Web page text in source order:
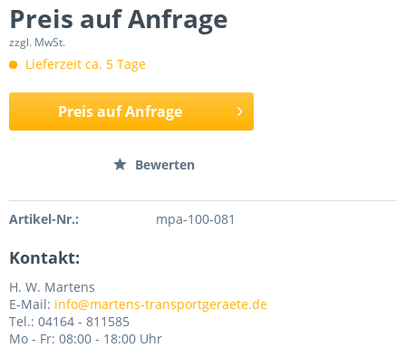
Preis auf Anfrage
zzgl. MwSt.
Lieferzeit ca. 5 Tage
Preis auf Anfrage
Bewerten
Artikel-Nr.: mpa-100-081
Kontakt:
H. W. Martens
E-Mail: info@martens-transportgeraete.de
Tel.: 04164 - 811585
Mo - Fr: 08:00 - 18:00 Uhr